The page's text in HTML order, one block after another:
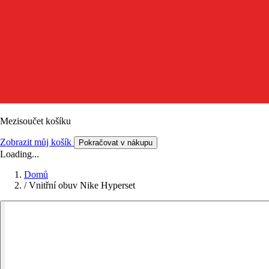
Mezisoučet košíku
Zobrazit můj košík Pokračovat v nákupu
Loading...
Domů
/ Vnitřní obuv Nike Hyperset